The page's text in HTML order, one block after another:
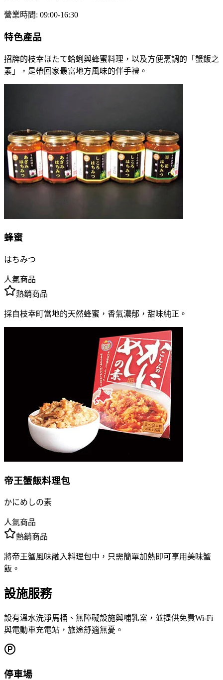
營業時間: 09:00-16:30
特色產品
招牌的枝幸ほたて蛤蜊與蜂蜜料理，以及方便烹調的「蟹飯之
素」，是帶回家最富地方風味的伴手禮。
蜂蜜
はちみつ
人氣商品
熱銷商品
採自枝幸町當地的天然蜂蜜，香氣濃郁，甜味純正。
帝王蟹飯料理包
かにめしの素
人氣商品
熱銷商品
將帝王蟹風味融入料理包中，只需簡單加熱即可享用美味蟹
飯。
設施服務
設有溫水洗淨馬桶、無障礙設施與哺乳室，並提供免費Wi-Fi
與電動車充電站，旅途舒適無憂。
停車場